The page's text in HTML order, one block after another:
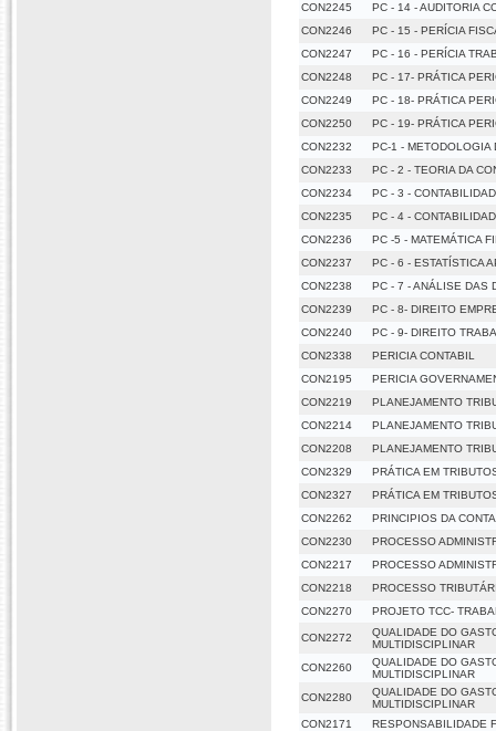
CON2245
PC - 14 - AUDITORIA
CON2246
PC - 15 - PERÍCIA
CON2247
PC - 16 - PERÍCIA
CON2248
PC - 17- PRÁTICA
CON2249
PC - 18- PRÁTICA
CON2250
PC - 19- PRÁTICA
CON2232
PC-1 - METODOLOGIA
CON2233
PC - 2 - TEORIA DA
CON2234
PC - 3 -
CON2235
PC - 4 -
CON2236
PC -5 - MATEMÁTICA
CON2237
PC - 6 - ESTATÍSTICA
CON2238
PC - 7 - ANÁLISE DAS
CON2239
PC - 8- DIREITO
CON2240
PC - 9- DIREITO
CON2338
PERICIA CONTABIL
CON2195
PERICIA
CON2219
PLANEJAMENTO
CON2214
PLANEJAMENTO
CON2208
PLANEJAMENTO
CON2329
PRÁTICA EM
CON2327
PRÁTICA EM
CON2262
PRINCIPIOS DA
CON2230
PROCESSO
CON2217
PROCESSO
CON2218
PROCESSO
CON2270
PROJETO TCC-
CON2272
QUALIDADE DO
MULTIDISCIPLINAR
CON2260
QUALIDADE DO
MULTIDISCIPLINAR
CON2280
QUALIDADE DO
MULTIDISCIPLINAR
CON2171
RESPONSABILIDADE